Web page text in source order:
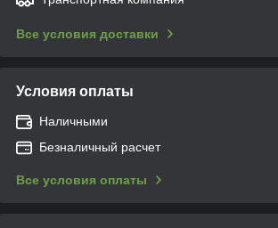
Все условия доставки
Условия оплаты
Наличными
Безналичный расчет
Все условия оплаты